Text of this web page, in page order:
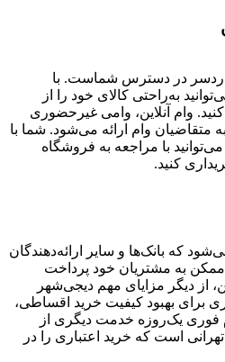
دردسر در دسترس شماست. با
به‌راحتی کالای خود را از
وام آنلاین، وامی غیرحضوری
وام ارائه می‌شود. شما با
می‌توانید با مراجعه به فروشگاه
کنید.
که بانک‌ها و سایر ارائه‌دهندگان
ممکن به مشتریان خود پرداخت
از دیگر مزایای مهم دیجی‌شهر
برای بهبود کیفیت خرید اقساطی،
فوری یک‌روزه خدمت دیگری از
است که خرید اعتباری را در